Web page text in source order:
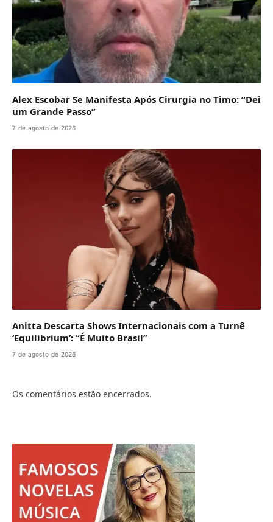
Alex Escobar Se Manifesta Após Cirurgia no Timo: “Dei
um Grande Passo”
7 de agosto de 2026
Anitta Descarta Shows Internacionais com a Turnê
‘Equilibrium’: “É Muito Brasil”
7 de agosto de 2026
Os comentários estão encerrados.